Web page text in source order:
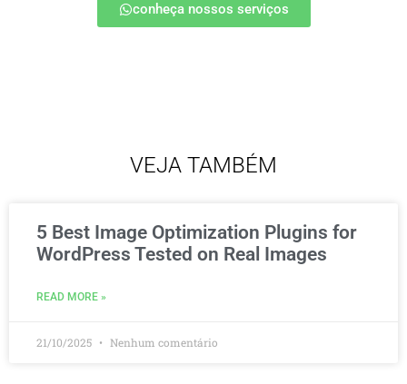
conheça nossos serviços
VEJA TAMBÉM
5 Best Image Optimization Plugins for
WordPress Tested on Real Images
READ MORE »
21/10/2025 Nenhum comentário